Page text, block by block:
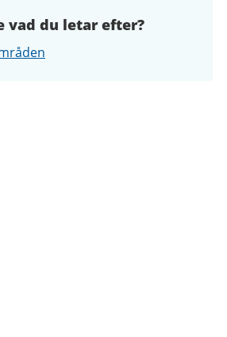
vad du letar efter?